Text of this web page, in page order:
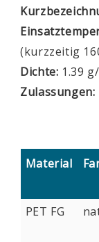
(kurzzeitig
Dichte: 1.39
Zulassungen:
Material
PET FG